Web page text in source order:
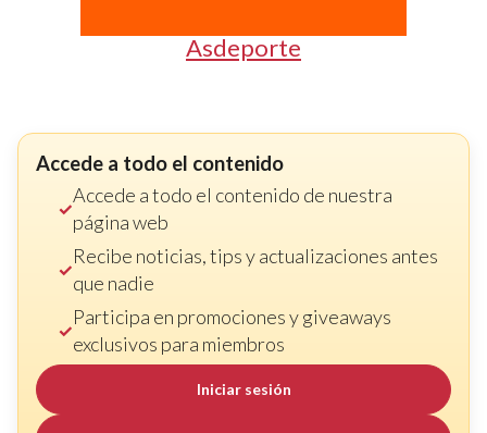
Asdeporte
Accede a todo el contenido
Accede a todo el contenido de nuestra
página web
Recibe noticias, tips y actualizaciones antes
que nadie
Participa en promociones y giveaways
exclusivos para miembros
Iniciar sesión